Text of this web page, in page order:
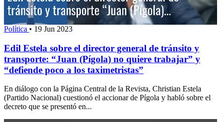
Política • 19 Jun 2023
Edil Estela sobre el director general de tránsito y
transporte: “Juan (Pígola) no quiere trabajar” y
“defiende poco a los taximetristas”
En diálogo con la Página Central de la Revista, Christian Estela
(Partido Nacional) cuestionó el accionar de Pígola y habló sobre el
decreto que se presentó en...